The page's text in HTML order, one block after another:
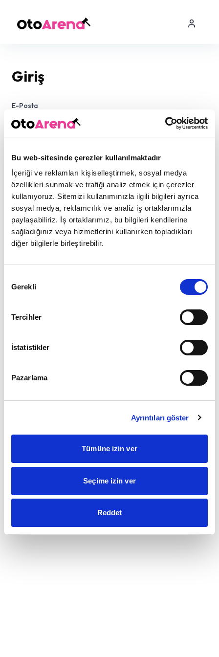
Bu web-sitesinde çerezler kullanılmaktadır
İçeriği ve reklamları kişiselleştirmek, sosyal medya
özellikleri sunmak ve trafiği analiz etmek için çerezler
kullanıyoruz. Sitemizi kullanımınızla ilgili bilgileri ayrıca
sosyal medya, reklamcılık ve analiz iş ortaklarımızla
paylaşabiliriz. İş ortaklarımız, bu bilgileri kendilerine
sağladığınız veya hizmetlerini kullanırken topladıkları
diğer bilgilerle birleştirebilir.
Seçimi
Gerekli
Tercihler
İstatistikler
Pazarlama
Ayrıntıları göster
Tümüne izin ver
Seçime izin ver
Reddet
Giriş
E-Posta
Şifrenizi mi unuttunuz ?